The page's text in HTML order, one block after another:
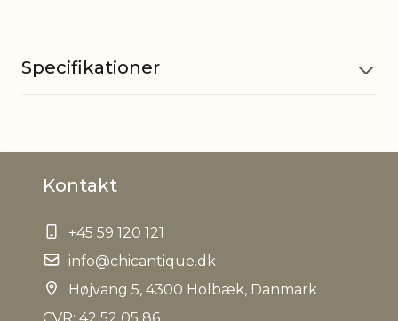
Specifikationer
Vandtæt
EAN
Tariffnumber 6913909890
Kontakt
+45 59 120 121
info@chicantique.dk
Højvang 5, 4300 Holbæk, Danmark